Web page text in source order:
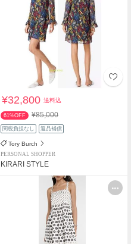
¥32,800送料込
61%OFF ¥85,000
関税負担なし 返品補償
Tory Burch
PERSONAL SHOPPER
KIRARI STYLE